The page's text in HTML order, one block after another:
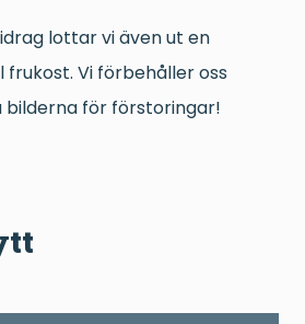
lottar vi även ut en
Vi förbehåller oss
för förstoringar!